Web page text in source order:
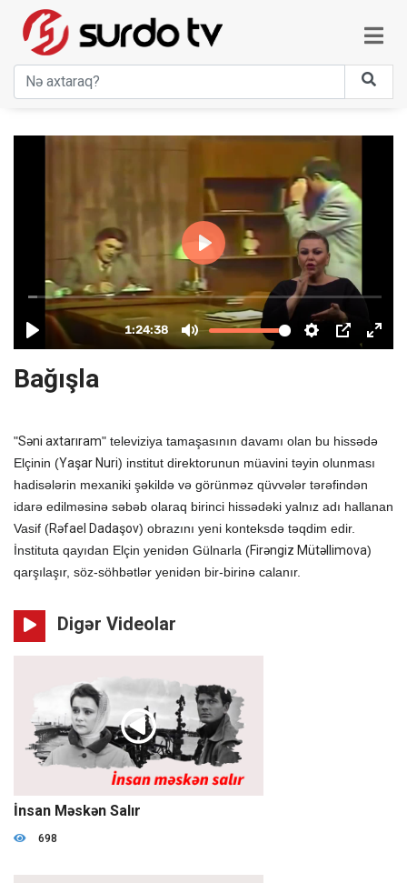
Bağışla
"Səni axtarıram" televiziya tamaşasının davamı olan bu hissədə
Elçinin (Yaşar Nuri) institut direktorunun müavini təyin olunması
hadisələrin mexaniki şəkildə və görünməz qüvvələr tərəfindən
idarə edilməsinə səbəb olaraq birinci hissədəki yalnız adı hallanan
Vasif (Rəfael Dadaşov) obrazını yeni konteksdə təqdim edir.
İnstituta qayıdan Elçin yenidən Gülnarla (Firəngiz Mütəllimova)
qarşılaşır, söz-söhbətlər yenidən bir-birinə calanır.
Digər Videolar
01:15:01
İnsan Məskən Salır
698